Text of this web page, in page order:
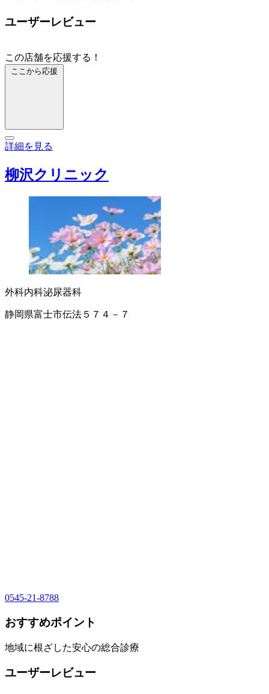
ユーザーレビュー
この店舗を応援する！
ここから応援
詳細を見る
柳沢クリニック
外科内科泌尿器科
静岡県富士市伝法５７４－７
0545-21-8788
おすすめポイント
地域に根ざした安心の総合診療
ユーザーレビュー